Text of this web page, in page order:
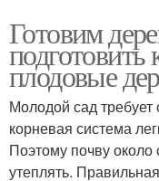
Готовим
плодовые
Молодой сад
корневая система
Поэтому почву
утеплять.